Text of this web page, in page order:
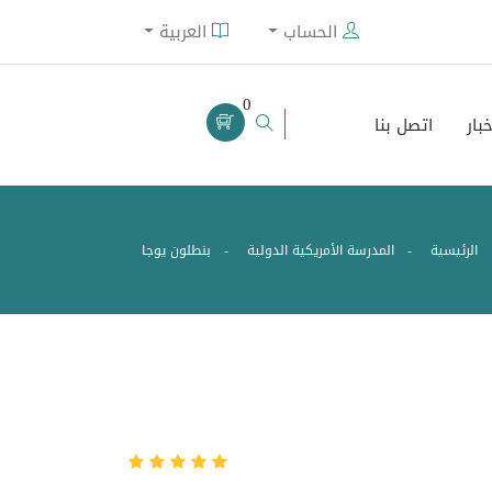
الحساب العربية
اتصل بنا
0
الرئيسية المدرسة الأمريكية الدولية بنطلون يوجا